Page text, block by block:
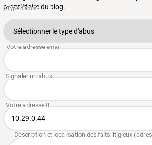
propriétaire du blog.